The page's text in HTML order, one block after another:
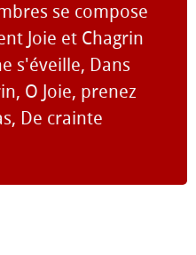
se compose
Joie et Chagrin
s'éveille, Dans
O Joie, prenez
De crainte